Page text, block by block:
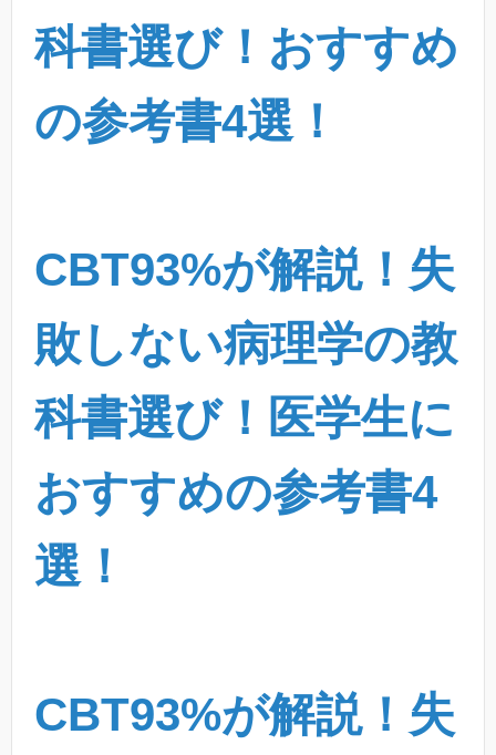
科書選び！おすすめ
の参考書4選！
CBT93%が解説！失
敗しない病理学の教
科書選び！医学生に
おすすめの参考書4
選！
CBT93%が解説！失